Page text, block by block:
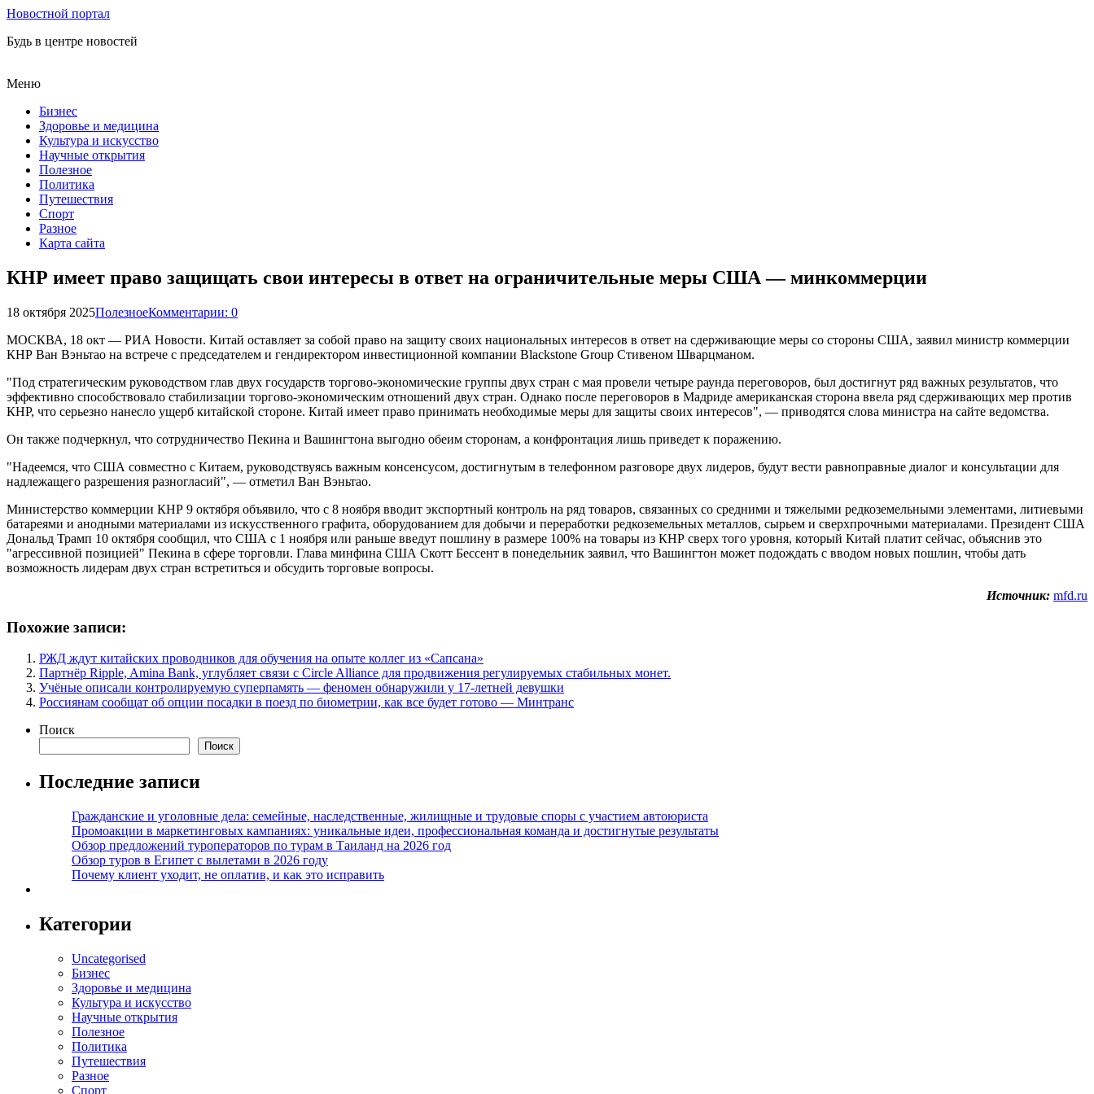
Новостной портал
Будь в центре новостей
Меню
Бизнес
Здоровье и медицина
Культура и искусство
Научные открытия
Полезное
Политика
Путешествия
Спорт
Разное
Карта сайта
КНР имеет право защищать свои интересы в ответ на ограничительные меры США — минкоммерции
18 октября 2025ПолезноеКомментарии: 0
МОСКВА, 18 окт — РИА Новости. Китай оставляет за собой право на защиту своих национальных интересов в ответ на сдерживающие меры со стороны США, заявил министр коммерции
КНР Ван Вэньтао на встрече с председателем и гендиректором инвестиционной компании Blackstone Group Стивеном Шварцманом.
"Под стратегическим руководством глав двух государств торгово-экономические группы двух стран с мая провели четыре раунда переговоров, был достигнут ряд важных результатов, что
эффективно способствовало стабилизации торгово-экономическим отношений двух стран​​​. Однако после переговоров в Мадриде американская сторона ввела ряд сдерживающих мер против
КНР, что серьезно нанесло ущерб китайской стороне. Китай имеет право принимать необходимые меры для защиты своих интересов", — приводятся слова министра на сайте ведомства.
Он также подчеркнул, что сотрудничество Пекина и Вашингтона выгодно обеим сторонам, а конфронтация лишь приведет к поражению.
"Надеемся, что США совместно с Китаем, руководствуясь важным консенсусом, достигнутым в телефонном разговоре двух лидеров, будут вести равноправные диалог и консультации для
надлежащего разрешения разногласий", — отметил Ван Вэньтао.
Министерство коммерции КНР 9 октября объявило, что с 8 ноября вводит экспортный контроль на ряд товаров, связанных со средними и тяжелыми редкоземельными элементами, литиевыми
батареями и анодными материалами из искусственного графита, оборудованием для добычи и переработки редкоземельных металлов, сырьем и сверхпрочными материалами. Президент США
Дональд Трамп 10 октября сообщил, что США с 1 ноября или раньше введут пошлину в размере 100% на товары из КНР сверх того уровня, который Китай платит сейчас, объяснив это
"агрессивной позицией" Пекина в сфере торговли. Глава минфина США Скотт Бессент в понедельник заявил, что Вашингтон может подождать с вводом новых пошлин, чтобы дать
возможность лидерам двух стран встретиться и обсудить торговые вопросы.
Источник: mfd.ru
Похожие записи:
РЖД ждут китайских проводников для обучения на опыте коллег из «Сапсана»
Партнёр Ripple, Amina Bank, углубляет связи с Circle Alliance для продвижения регулируемых стабильных монет.
Учёные описали контролируемую суперпамять — феномен обнаружили у 17-летней девушки
Россиянам сообщат об опции посадки в поезд по биометрии, как все будет готово — Минтранс
Поиск
Поиск
Последние записи
Гражданские и уголовные дела: семейные, наследственные, жилищные и трудовые споры с участием автоюриста
Промоакции в маркетинговых кампаниях: уникальные идеи, профессиональная команда и достигнутые результаты
Обзор предложений туроператоров по турам в Таиланд на 2026 год
Обзор туров в Египет с вылетами в 2026 году
Почему клиент уходит, не оплатив, и как это исправить
Категории
Uncategorised
Бизнес
Здоровье и медицина
Культура и искусство
Научные открытия
Полезное
Политика
Путешествия
Разное
Спорт